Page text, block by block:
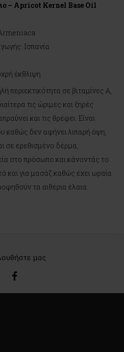
– Apricot Kernel Base Oil
Ισπανία
έκθλιψη
περιεκτικότητα σε βιταμίνες Α,
τις ώριμες και ξηρές
και τις θρέφει. Είναι
καθώς δεν αφήνει λιπαρή όψη,
σε ερεθισμένο δέρμα,
στο πρόσωπο και κάνοντάς το
και για μασάζ καθώς έχει ωραία
τα αιθέρια έλαια.
μας